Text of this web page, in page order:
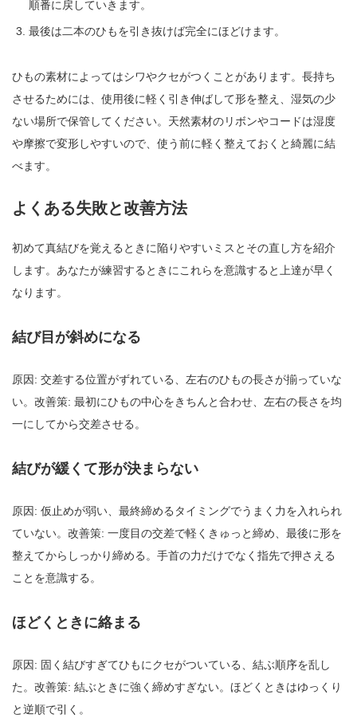
順番に戻していきます。
最後は二本のひもを引き抜けば完全にほどけます。
ひもの素材によってはシワやクセがつくことがあります。長持ち
させるためには、使用後に軽く引き伸ばして形を整え、湿気の少
ない場所で保管してください。天然素材のリボンやコードは湿度
や摩擦で変形しやすいので、使う前に軽く整えておくと綺麗に結
べます。
よくある失敗と改善方法
初めて真結びを覚えるときに陥りやすいミスとその直し方を紹介
します。あなたが練習するときにこれらを意識すると上達が早く
なります。
結び目が斜めになる
原因: 交差する位置がずれている、左右のひもの長さが揃っていな
い。改善策: 最初にひもの中心をきちんと合わせ、左右の長さを均
一にしてから交差させる。
結びが緩くて形が決まらない
原因: 仮止めが弱い、最終締めるタイミングでうまく力を入れられ
ていない。改善策: 一度目の交差で軽くきゅっと締め、最後に形を
整えてからしっかり締める。手首の力だけでなく指先で押さえる
ことを意識する。
ほどくときに絡まる
原因: 固く結びすぎてひもにクセがついている、結ぶ順序を乱し
た。改善策: 結ぶときに強く締めすぎない。ほどくときはゆっくり
と逆順で引く。